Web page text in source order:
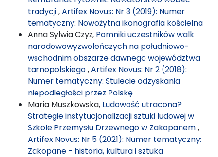
tradycji,Artifex Novus: Nr 3 (2019): Numer
tematyczny: Nowożytna ikonografia kościelna
Anna Sylwia Czyż, Pomniki uczestników walk
narodowowyzwoleńczych na południowo-
wschodnim obszarze dawnego województwa
tarnopolskiego,Artifex Novus: Nr 2 (2018):
Numer tematyczny: Stulecie odzyskania
niepodległości przez Polskę
Maria Muszkowska, Ludowość utracona?
Strategie instytucjonalizacji sztuki ludowej w
Szkole Przemysłu Drzewnego w Zakopanem,
Artifex Novus: Nr 5 (2021): Numer tematyczny:
Zakopane - historia, kultura i sztuka